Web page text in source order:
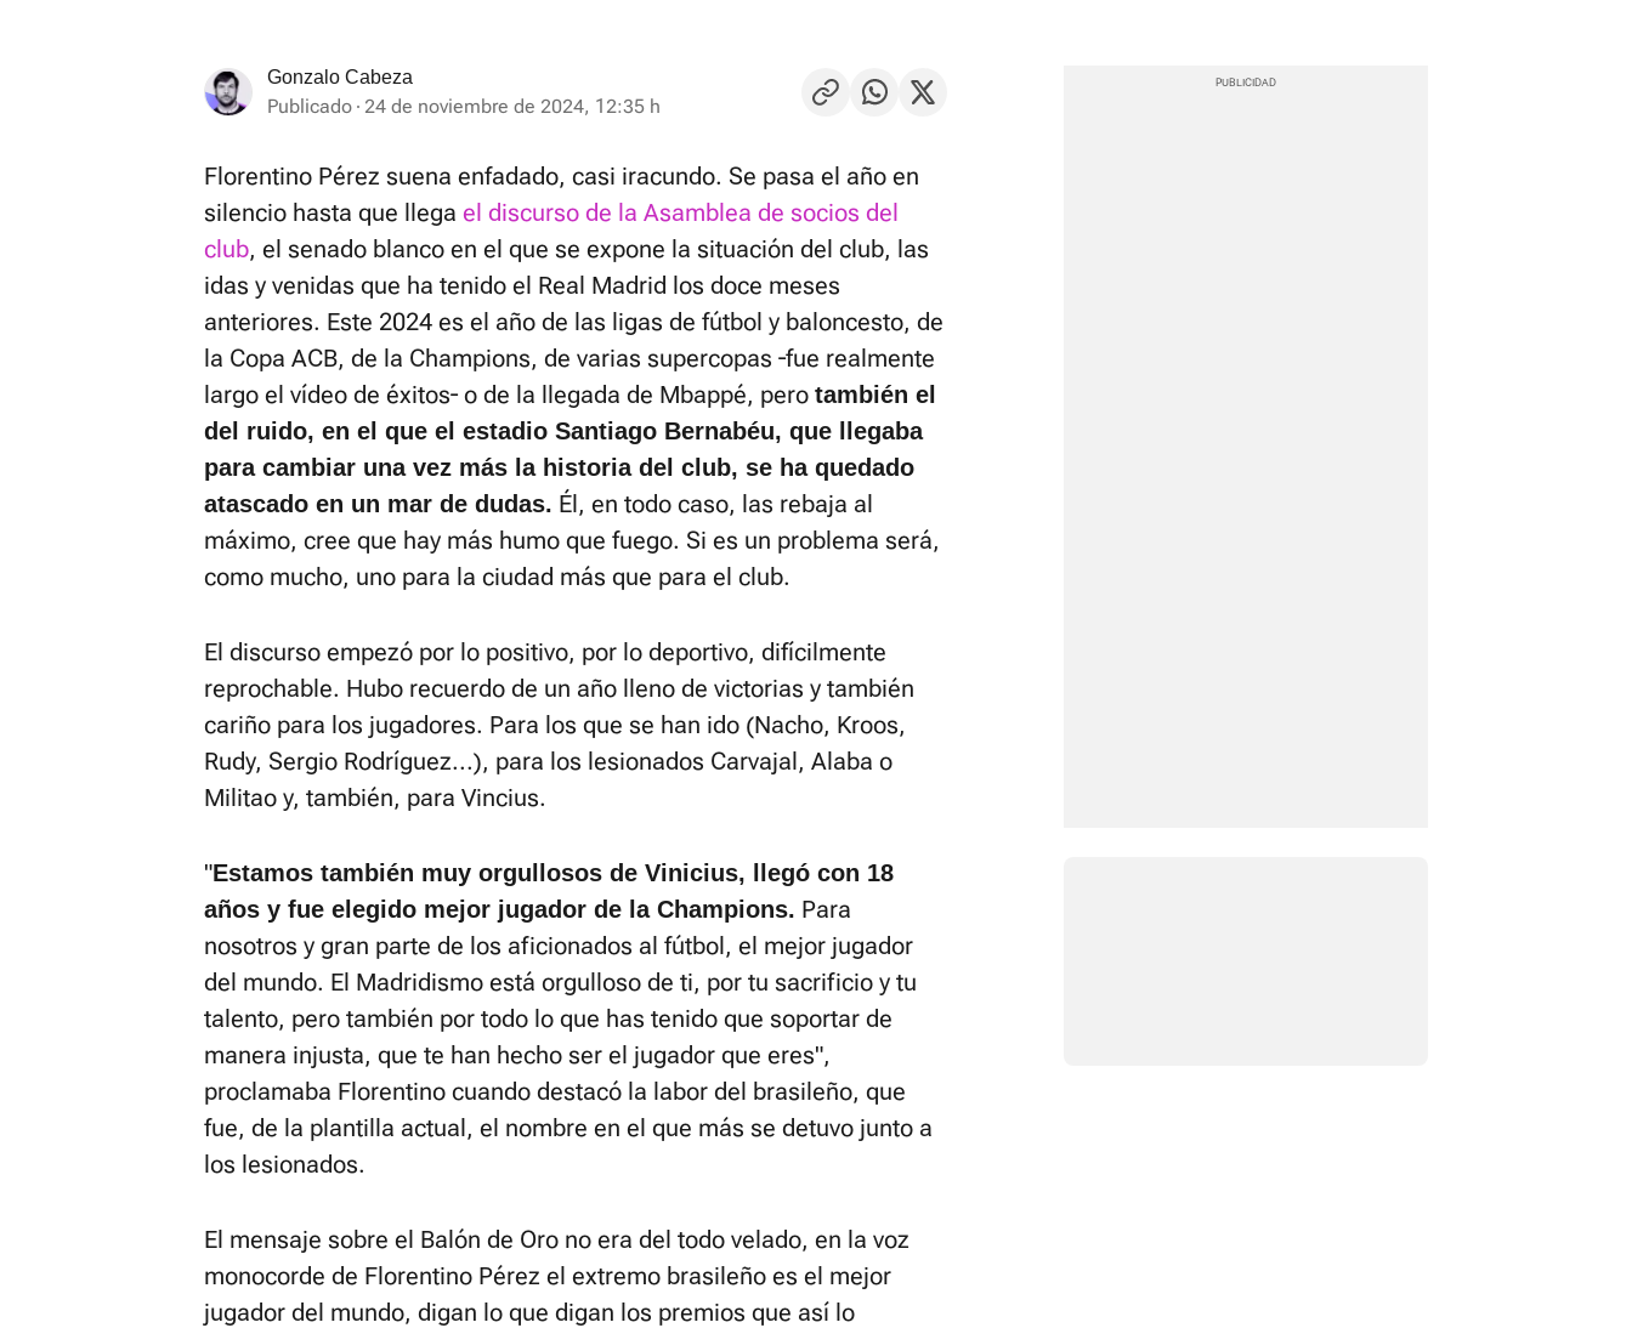
Gonzalo Cabeza
Publicado 24 de noviembre de 2024, 12:35 h
Florentino Pérez suena enfadado, casi iracundo. Se pasa el año en
silencio hasta que llega el discurso de la Asamblea de socios del
club, el senado blanco en el que se expone la situación del club, las
idas y venidas que ha tenido el Real Madrid los doce meses
anteriores. Este 2024 es el año de las ligas de fútbol y baloncesto, de
la Copa ACB, de la Champions, de varias supercopas ―fue realmente
largo el vídeo de éxitos― o de la llegada de Mbappé, pero también el
del ruido, en el que el estadio Santiago Bernabéu, que llegaba
para cambiar una vez más la historia del club, se ha quedado
atascado en un mar de dudas. Él, en todo caso, las rebaja al
máximo, cree que hay más humo que fuego. Si es un problema será,
como mucho, uno para la ciudad más que para el club.
El discurso empezó por lo positivo, por lo deportivo, difícilmente
reprochable. Hubo recuerdo de un año lleno de victorias y también
cariño para los jugadores. Para los que se han ido (Nacho, Kroos,
Rudy, Sergio Rodríguez...), para los lesionados Carvajal, Alaba o
Militao y, también, para Vincius.
"Estamos también muy orgullosos de Vinicius, llegó con 18
años y fue elegido mejor jugador de la Champions. Para
nosotros y gran parte de los aficionados al fútbol, el mejor jugador
del mundo. El Madridismo está orgulloso de ti, por tu sacrificio y tu
talento, pero también por todo lo que has tenido que soportar de
manera injusta, que te han hecho ser el jugador que eres",
proclamaba Florentino cuando destacó la labor del brasileño, que
fue, de la plantilla actual, el nombre en el que más se detuvo junto a
los lesionados.
El mensaje sobre el Balón de Oro no era del todo velado, en la voz
monocorde de Florentino Pérez el extremo brasileño es el mejor
jugador del mundo, digan lo que digan los premios que así lo